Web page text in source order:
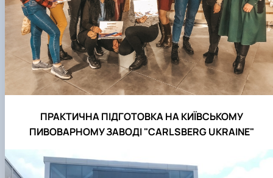
ПРАКТИЧНА ПІДГОТОВКА НА КИЇВСЬКОМУ
ПИВОВАРНОМУ ЗАВОДІ "CARLSBERG UKRAINE"